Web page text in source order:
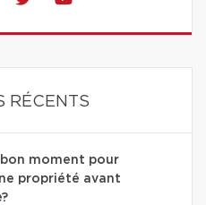
RÉCENTS
bon moment pour
propriété avant